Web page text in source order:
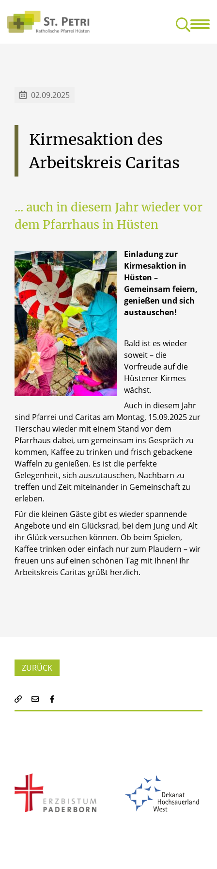
02.09.2025
Kirmesaktion des
Arbeitskreis Caritas
... auch in diesem Jahr wieder vor
dem Pfarrhaus in Hüsten
Einladung zur
Kirmesaktion in
Hüsten –
Gemeinsam feiern,
genießen und sich
austauschen!
Bald ist es wieder
soweit – die
Vorfreude auf die
Hüstener Kirmes
wächst.
Auch in diesem Jahr
sind Pfarrei und Caritas am Montag, 15.09.2025 zur
Tierschau wieder mit einem Stand vor dem
Pfarrhaus dabei, um gemeinsam ins Gespräch zu
kommen, Kaffee zu trinken und frisch gebackene
Waffeln zu genießen. Es ist die perfekte
Gelegenheit, sich auszutauschen, Nachbarn zu
treffen und Zeit miteinander in Gemeinschaft zu
erleben.
Für die kleinen Gäste gibt es wieder spannende
Angebote und ein Glücksrad, bei dem Jung und Alt
ihr Glück versuchen können. Ob beim Spielen,
Kaffee trinken oder einfach nur zum Plaudern – wir
freuen uns auf einen schönen Tag mit Ihnen! Ihr
Arbeitskreis Caritas grüßt herzlich.
ZURÜCK